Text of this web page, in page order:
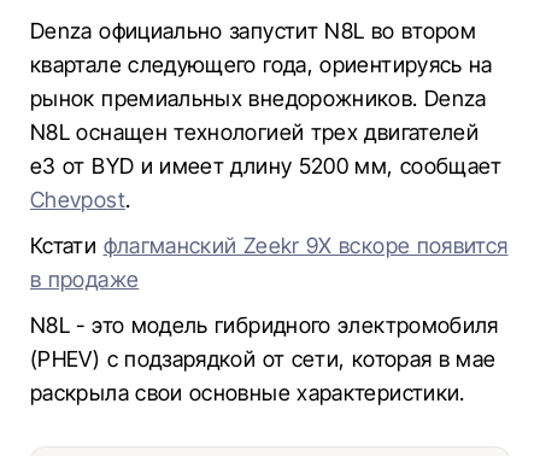
Denza официально запустит N8L во втором
квартале следующего года, ориентируясь на
рынок премиальных внедорожников. Denza
N8L оснащен технологией трех двигателей
e3 от BYD и имеет длину 5200 мм, сообщает
Chevpost.
Кстати флагманский Zeekr 9X вскоре появится
в продаже
N8L - это модель гибридного электромобиля
(PHEV) с подзарядкой от сети, которая в мае
раскрыла свои основные характеристики.